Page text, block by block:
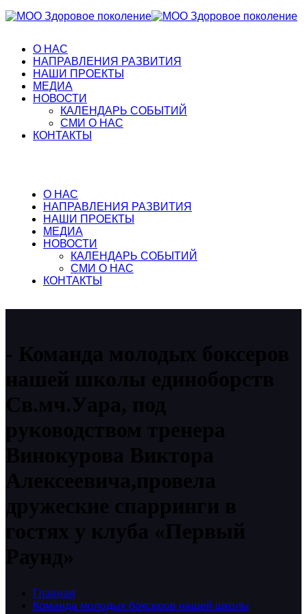
О НАС
НАПРАВЛЕНИЯ РАЗВИТИЯ
НАШИ ПРОЕКТЫ
МЕДИА
НОВОСТИ
КАЛЕНДАРЬ СОБЫТИЙ
СМИ О НАС
КОНТАКТЫ
О НАС
НАПРАВЛЕНИЯ РАЗВИТИЯ
НАШИ ПРОЕКТЫ
МЕДИА
НОВОСТИ
КАЛЕНДАРЬ СОБЫТИЙ
СМИ О НАС
КОНТАКТЫ
Команда молодых боксеров
нашей школы единоборств
Св.мч.Уара, под
руководством тренера
Винокурова Виктора
Алексеевича,провела
дружеские спарринги в
гостях у клуба «Первый
Раунд»
Главная
Команда молодых боксеров нашей школы